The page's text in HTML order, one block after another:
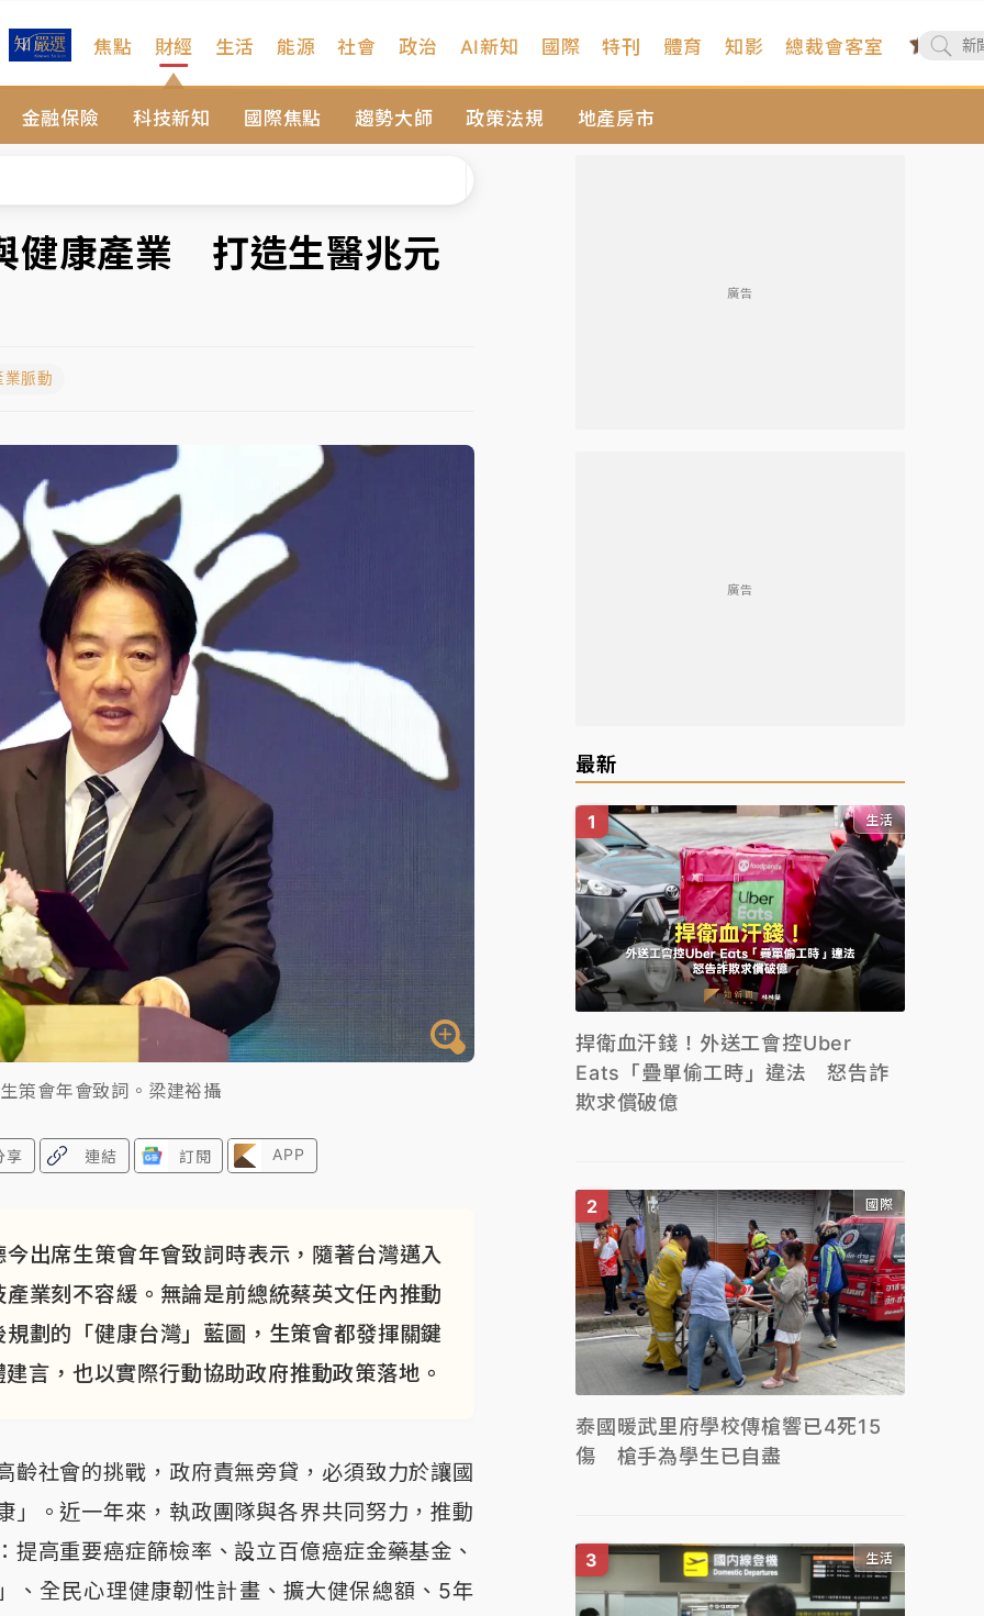
焦點 財經
金融保險 科技新知 國際焦點 趨勢大師 政策法規 地產房市
生活 能源 社會 政治 AI新知 國際 特刊 體育 知影
總裁會客室
複雜 觀旅局回應了
塞車 周六起展出延長至晚上7時
面曝光
聲請遭駁 理由曝光
塞車 周六起展出延長至晚上7時
重開羈押庭
紫」降雨熱區曝
健康產業 打造生醫兆元
業脈動
策會年會致詞。梁建裕攝
享 連結 訂閱 APP
出席生策會年會致詞時表示，隨著台灣邁入
業刻不容緩。無論是前總統蔡英文任內推動
劃的「健康台灣」藍圖，生策會都發揮關鍵
言，也以實際行動協助政府推動政策落地。
齡社會的挑戰，政府責無旁貸，必須致力於讓國
」。近一年來，執政團隊與各界共同努力，推動
提高重要癌症篩檢率、設立百億癌症金藥基金、
、全民心理健康韌性計畫、擴大健保總額、5年
廣告
廣告
最新
生活
捍衛血汗錢！外送工會控Uber
Eats「疊單偷工時」違法 怒告詐
欺求償破億
國際
泰國暖武里府學校傳槍響已4死15
傷 槍手為學生已自盡
生活